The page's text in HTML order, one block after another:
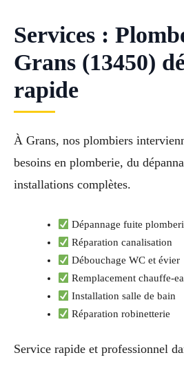
Services :
Grans (13450)
rapide
À Grans, nos plombiers
besoins en plomberie, du
installations complètes.
Dépannage fuite
Réparation canalisation
Débouchage WC et évier
Remplacement chauffe-
Installation salle de bain
Réparation robinetterie
Service rapide et professionnel